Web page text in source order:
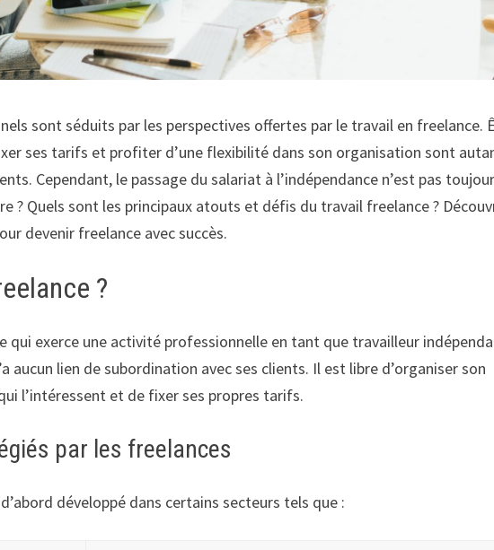
sont séduits par les perspectives offertes par le travail en freelance.
ses tarifs et profiter d’une flexibilité dans son organisation sont
Cependant, le passage du salariat à l’indépendance n’est pas
? Quels sont les principaux atouts et défis du travail freelance ?
devenir freelance avec succès.
?
qui exerce une activité professionnelle en tant que travailleur
aucun lien de subordination avec ses clients. Il est libre d’organiser son
l’intéressent et de fixer ses propres tarifs.
par les freelances
développé dans certains secteurs tels que :